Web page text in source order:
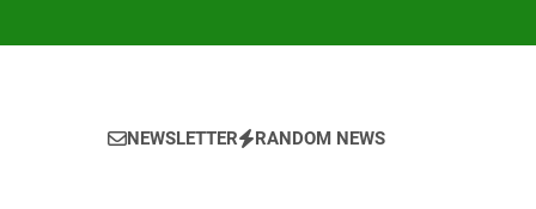
NEWSLETTER RANDOM NEWS